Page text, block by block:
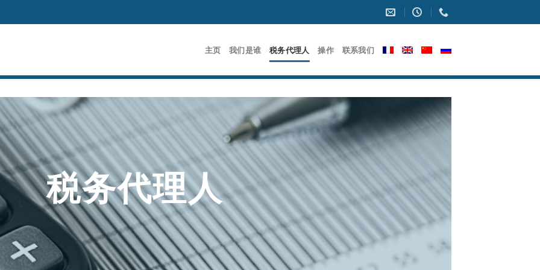
主页 我们是谁 税务代理人 操作 联系我们
税务代理人